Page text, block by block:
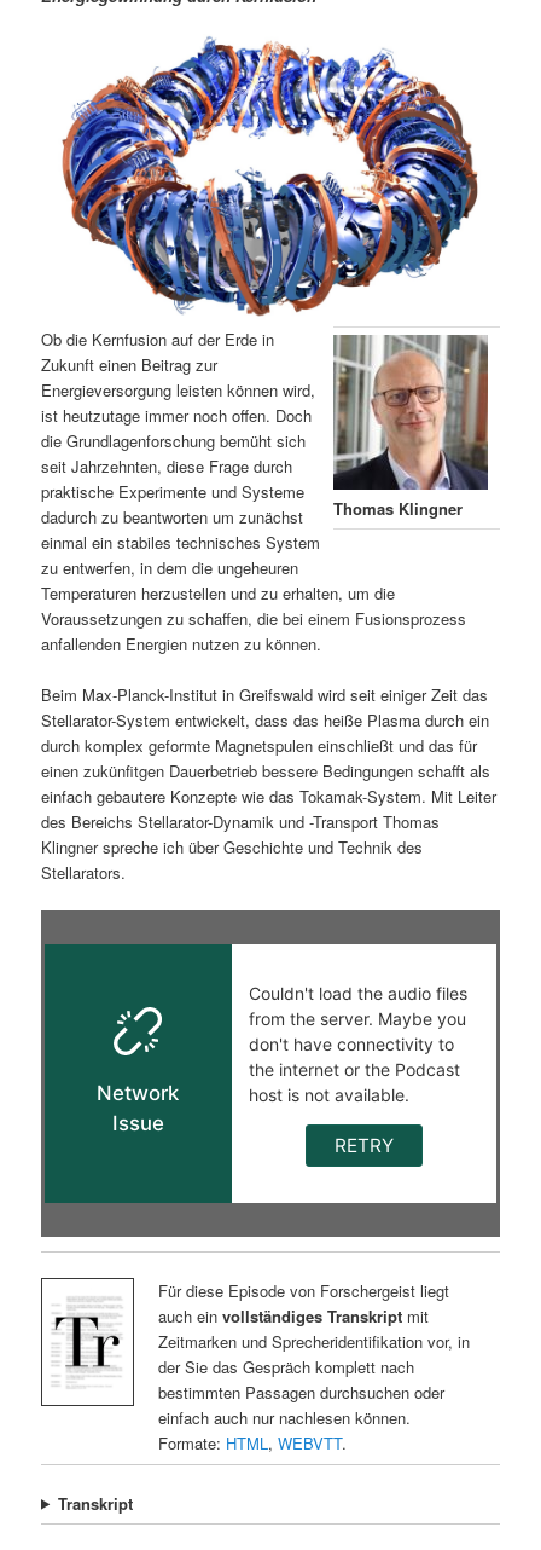
e
h
a
l
t
s
p
i
n
g
e
ä
I
n
h
a
l
t
p
r
i
n
n
Thomas Klingner
Ob die Kernfusion auf der Erde in
Zukunft einen Beitrag zur
Energieversorgung leisten können wird,
ist heutzutage immer noch offen. Doch
die Grundlagenforschung bemüht sich
seit Jahrzehnten, diese Frage durch
praktische Experimente und Systeme
dadurch zu beantworten um zunächst
einmal ein stabiles technisches System
zu entwerfen, in dem die ungeheuren
Temperaturen herzustellen und zu erhalten, um die
Voraussetzungen zu schaffen, die bei einem Fusionsprozess
anfallenden Energien nutzen zu können.
Beim Max-Planck-Institut in Greifswald wird seit einiger Zeit das
Stellarator-System entwickelt, dass das heiße Plasma durch ein
durch komplex geformte Magnetspulen einschließt und das für
einen zukünfitgen Dauerbetrieb bessere Bedingungen schafft als
einfach gebautere Konzepte wie das Tokamak-System. Mit Leiter
des Bereichs Stellarator-Dynamik und -Transport Thomas
Klingner spreche ich über Geschichte und Technik des
Stellarators.
Für diese Episode von Forschergeist liegt
auch ein vollständiges Transkriptmit
Zeitmarken und Sprecheridentifikation vor, in
der Sie das Gespräch komplett nach
bestimmten Passagen durchsuchen oder
einfach auch nur nachlesen können.
Formate: HTML, WEBVTT.
Transkript